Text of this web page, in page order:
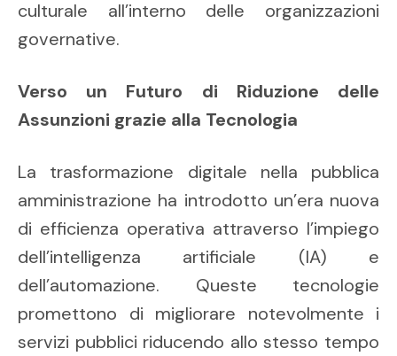
culturale all’interno delle organizzazioni
governative.
Verso un Futuro di Riduzione delle
Assunzioni grazie alla Tecnologia
La trasformazione digitale nella pubblica
amministrazione ha introdotto un’era nuova
di efficienza operativa attraverso l’impiego
dell’intelligenza artificiale (IA) e
dell’automazione. Queste tecnologie
promettono di migliorare notevolmente i
servizi pubblici riducendo allo stesso tempo